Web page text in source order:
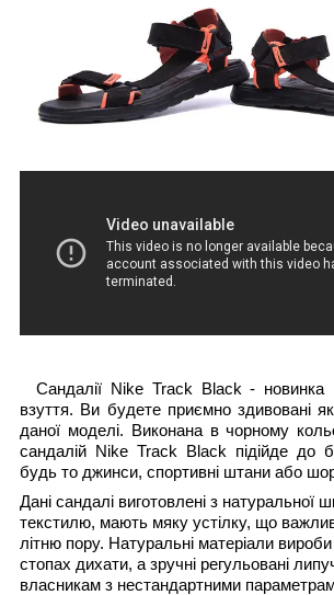
Сандалії Nike Track Black - новинка
взуття. Ви будете приємно здивовані
даної моделі. Виконана в чорному
сандалій Nike Track Black підійде до
будь то джинси, спортивні штани або
Дані сандалі виготовлені з натуральної
текстилю, мають мяку устілку, що
літню пору. Натуральні матеріали
стопах дихати, а зручні регульовані
власникам з нестандартними